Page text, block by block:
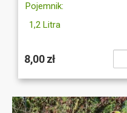
Pojemnik:
1,2 Litra
8,00 zł